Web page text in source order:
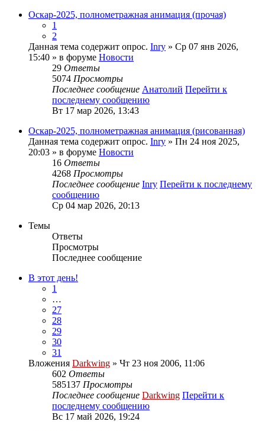
Оскар-2025, полнометражная анимация (прочая)
1
2
Данная тема содержит опрос. Inry » Ср 07 янв 2026,
15:40 » в форуме Новости
29 Ответы
5074 Просмотры
Последнее сообщение Анатолий Перейти к
последнему сообщению
Вт 17 мар 2026, 13:43
Оскар-2025, полнометражная анимация (рисованная)
Данная тема содержит опрос. Inry » Пн 24 ноя 2025,
20:03 » в форуме Новости
16 Ответы
4268 Просмотры
Последнее сообщение Inry Перейти к последнему
сообщению
Ср 04 мар 2026, 20:13
Темы
Ответы
Просмотры
Последнее сообщение
В этот день!
1
…
27
28
29
30
31
Вложения Darkwing » Чт 23 ноя 2006, 11:06
602 Ответы
585137 Просмотры
Последнее сообщение Darkwing Перейти к
последнему сообщению
Вс 17 май 2026, 19:24